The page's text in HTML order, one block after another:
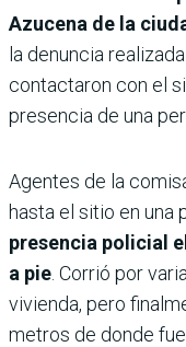
Azucena de la
la denuncia
contactaron con el
presencia de una
Agentes de la
hasta el sitio en una
presencia policial
a pie . Corrió por
vivienda, pero
metros de donde